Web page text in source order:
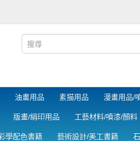
油畫用品 素描用品 漫畫用品/
版畫/絹印用品 工藝材料/噴漆/顏料
學配色書籍 藝術設計/美工書籍